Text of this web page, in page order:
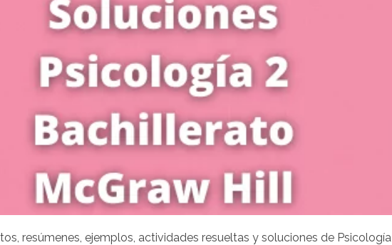
resúmenes, ejemplos, actividades resueltas y soluciones de Psicología